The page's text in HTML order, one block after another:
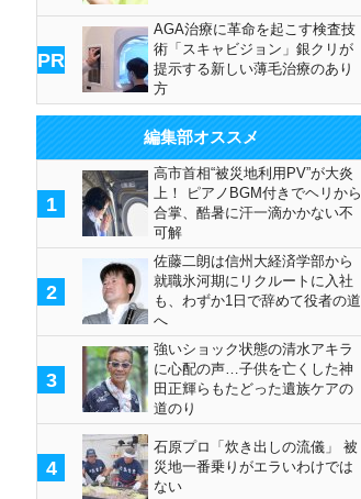
PR
AGA治療に革命を起こす検査技
術「スキャビジョン」銀クリが
提示する新しい薄毛治療のあり
方
編集部オススメ
1
高市首相“被災地利用PV”が大炎
上！ ピアノBGM付きでヘリから
合掌、酷暑に汗一滴かかない不
可解
2
佐藤二朗は信州大経済学部から
就職氷河期にリクルートに入社
も、わずか1日で辞めて役者の道
へ
3
強いショック状態の清水アキラ
に心配の声…子供を亡くした神
田正輝らもたどった遺族ケアの
道のり
4
石原プロ「炊き出しの流儀」 被
災地一番乗りがエラいわけでは
ない